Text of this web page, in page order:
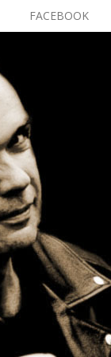
FACEBOOK